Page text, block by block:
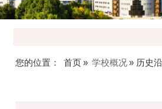
您的位置： 首页 » 学校概况 » 历史